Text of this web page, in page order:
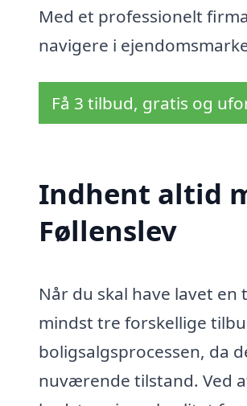
Med et professionelt
navigere i
Få 3 tilbud, gratis og
Indhent altid
Føllenslev
Når du skal have lavet
mindst tre forskellige
boligsalgsprocessen, da
nuværende tilstand. Ved